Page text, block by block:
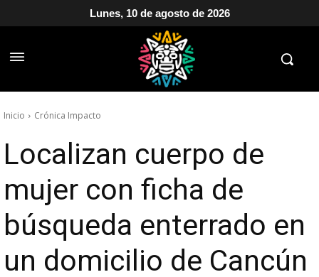
Lunes, 10 de agosto de 2026
Inicio Crónica Impacto
Localizan cuerpo de
mujer con ficha de
búsqueda enterrado en
un domicilio de Cancún